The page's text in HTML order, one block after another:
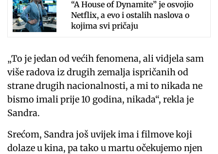
“A House of Dynamite” je osvojio
Netflix, a evo i ostalih naslova o
kojima svi pričaju
„To je jedan od većih fenomena, ali vidjela sam
više radova iz drugih zemalja ispričanih od
strane drugih nacionalnosti, a mi to nikada ne
bismo imali prije 10 godina, nikada“, rekla je
Sandra.
Srećom, Sandra još uvijek ima i filmove koji
dolaze u kina, pa tako u martu očekujemo njen